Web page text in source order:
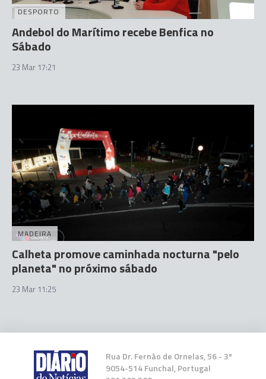
DESPORTO
Andebol do Marítimo recebe Benfica no
Sábado
23 Mar 17:21
MADEIRA
Calheta promove caminhada nocturna "pelo
planeta" no próximo sábado
23 Mar 11:25
Rua Dr. Fernão de Ornelas, 56 - 3º
9054-514 Funchal, Portugal